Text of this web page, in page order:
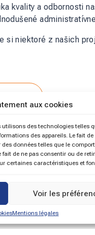
aux cookies
des technologies telles
des appareils. Le fait
données telles que le
de ne pas consentir ou de
certaines caractéristiques et
Voir les
Mentions légales
kvality a odbornosti
siniektoré z našich